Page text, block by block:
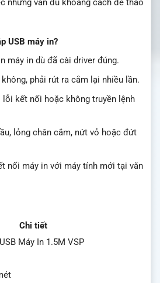
nhưng vẫn đủ khoảng cách để thao
USB máy in?
máy in dù đã cài driver đúng.
phải rút ra cắm lại nhiều lần.
lỗi kết nối hoặc không truyền lệnh
lỏng chân cắm, nứt vỏ hoặc đứt
nối máy in với máy tính mới tại văn
Chi tiết
Máy In 1.5M VSP